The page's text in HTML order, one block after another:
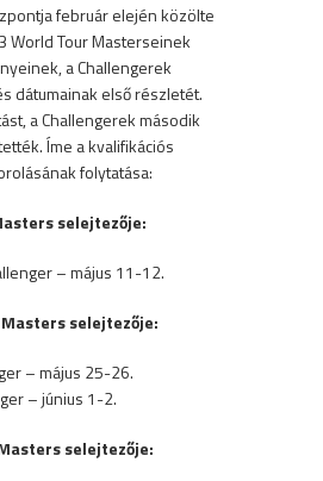
február elején közölte
World Tour Masterseinek
a Challengerek
dátumainak első részletét.
a Challengerek második
Íme a kvalifikációs
folytatása:
selejtezője:
– május 11-12.
selejtezője:
– május 25-26.
– június 1-2.
selejtezője: